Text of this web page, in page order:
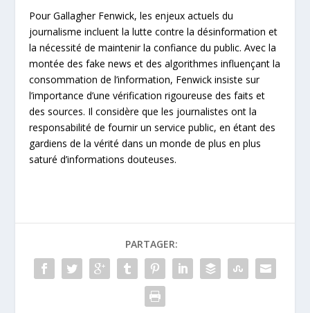
Pour Gallagher Fenwick, les enjeux actuels du
journalisme incluent la lutte contre la désinformation et
la nécessité de maintenir la confiance du public. Avec la
montée des fake news et des algorithmes influençant la
consommation de l’information, Fenwick insiste sur
l’importance d’une vérification rigoureuse des faits et
des sources. Il considère que les journalistes ont la
responsabilité de fournir un service public, en étant des
gardiens de la vérité dans un monde de plus en plus
saturé d’informations douteuses.
PARTAGER: